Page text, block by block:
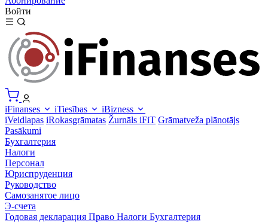
Войти
iFinanses iTiesības
iBizness
iVeidlapas iRokasgrāmatas Žurnāls iFiT Grāmatveža plānotājs
Pasākumi
Бухгалтерия
Налоги
Персонал
Юриспруденция
Руководство
Самозанятое лицо
Э-счета
Годовая декларация Право Налоги Бухгалтерия